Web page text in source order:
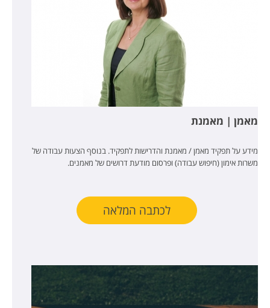
מאמן | מאמנת
מידע על תפקיד מאמן / מאמנת והדרישות לתפקיד. בנוסף הצעות עבודה של
משרות אימון (חיפוש עבודה) ופרסום מודעת דרושים של מאמנים.
לכתבה המלאה